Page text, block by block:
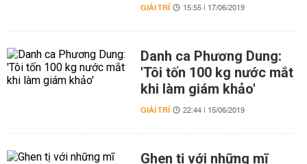
GIẢI TRÍ 15:55 | 17/06/2019
Danh ca Phương Dung:
'Tôi tốn 100 kg nước mắt
khi làm giám khảo'
GIẢI TRÍ 22:44 | 15/06/2019
Ghen tị với những mĩ